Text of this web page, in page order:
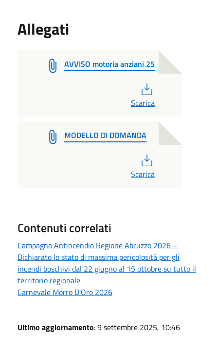
Allegati
AVVISO motoria anziani 25
Scarica
MODELLO DI DOMANDA
Scarica
Contenuti correlati
Campagna Antincendio Regione Abruzzo 2026 –
Dichiarato lo stato di massima pericolosità per gli
incendi boschivi dal 22 giugno al 15 ottobre su tutto il
territorio regionale
Carnevale Morro D'Oro 2026
Ultimo aggiornamento: 9 settembre 2025, 10:46